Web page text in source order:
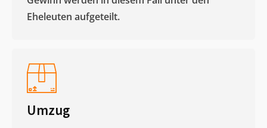
Eheleuten aufgeteilt.​
Umzug